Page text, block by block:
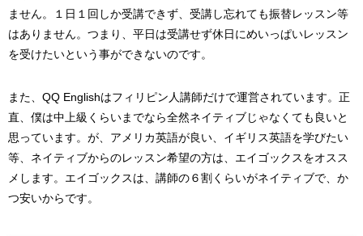
ません。１日１回しか受講できず、受講し忘れても振替レッスン等
はありません。つまり、平日は受講せず休日にめいっぱいレッスン
を受けたいという事ができないのです。
また、QQ Englishはフィリピン人講師だけで運営されています。正
直、僕は中上級くらいまでなら全然ネイティブじゃなくても良いと
思っています。が、アメリカ英語が良い、イギリス英語を学びたい
等、ネイティブからのレッスン希望の方は、エイゴックスをオスス
メします。エイゴックスは、講師の６割くらいがネイティブで、か
つ安いからです。